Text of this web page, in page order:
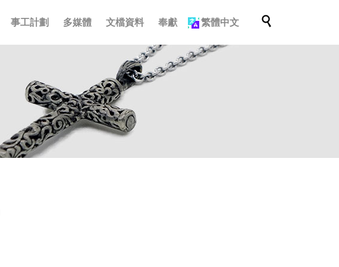
至
事工計劃 多媒體 文檔資料 奉獻 繁體中文 